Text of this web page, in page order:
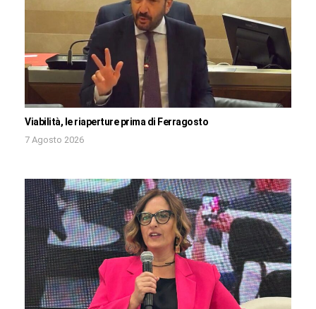
Viabilità, le riaperture prima di Ferragosto
7 Agosto 2026